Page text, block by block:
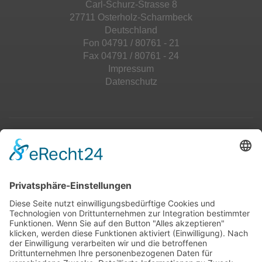
Carl-Schurz-Strasse 8
27711 Osterholz-Scharmbeck
Deutschland
Fon 04791 / 80761 - 21
Fax 04791 / 80761 - 24
Impressum
Datenschutz
Jahrescharts
Top 100